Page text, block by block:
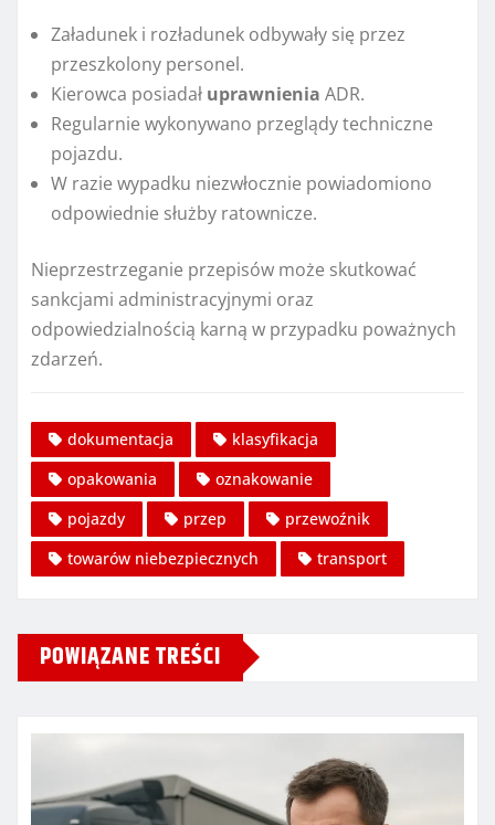
Załadunek i rozładunek odbywały się przez
przeszkolony personel.
Kierowca posiadał uprawnienia ADR.
Regularnie wykonywano przeglądy techniczne
pojazdu.
W razie wypadku niezwłocznie powiadomiono
odpowiednie służby ratownicze.
Nieprzestrzeganie przepisów może skutkować
sankcjami administracyjnymi oraz
odpowiedzialnością karną w przypadku poważnych
zdarzeń.
dokumentacja
klasyfikacja
opakowania
oznakowanie
pojazdy
przep
przewoźnik
towarów niebezpiecznych
transport
POWIĄZANE TREŚCI